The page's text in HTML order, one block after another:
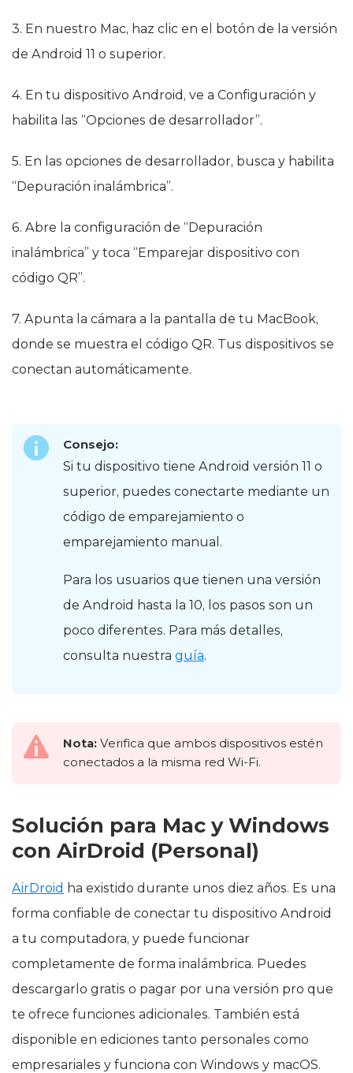
3. En nuestro Mac, haz clic en el botón de la versión
de Android 11 o superior.
4. En tu dispositivo Android, ve a Configuración y
habilita las “Opciones de desarrollador”.
5. En las opciones de desarrollador, busca y habilita
“Depuración inalámbrica”.
6. Abre la configuración de “Depuración
inalámbrica” y toca “Emparejar dispositivo con
código QR”.
7. Apunta la cámara a la pantalla de tu MacBook,
donde se muestra el código QR. Tus dispositivos se
conectan automáticamente.
Consejo:
Si tu dispositivo tiene Android versión 11 o
superior, puedes conectarte mediante un
código de emparejamiento o
emparejamiento manual.
Para los usuarios que tienen una versión
de Android hasta la 10, los pasos son un
poco diferentes. Para más detalles,
consulta nuestra guía.
Nota: Verifica que ambos dispositivos estén
conectados a la misma red Wi-Fi.
Solución para Mac y Windows
con AirDroid (Personal)
AirDroid ha existido durante unos diez años. Es una
forma confiable de conectar tu dispositivo Android
a tu computadora, y puede funcionar
completamente de forma inalámbrica. Puedes
descargarlo gratis o pagar por una versión pro que
te ofrece funciones adicionales. También está
disponible en ediciones tanto personales como
empresariales y funciona con Windows y macOS.